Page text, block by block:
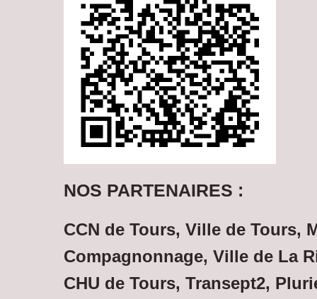
NOS PARTENAIRES :
CCN de Tours, Ville de Tours,
Compagnonnage, Ville de La
CHU de Tours, Transept2,